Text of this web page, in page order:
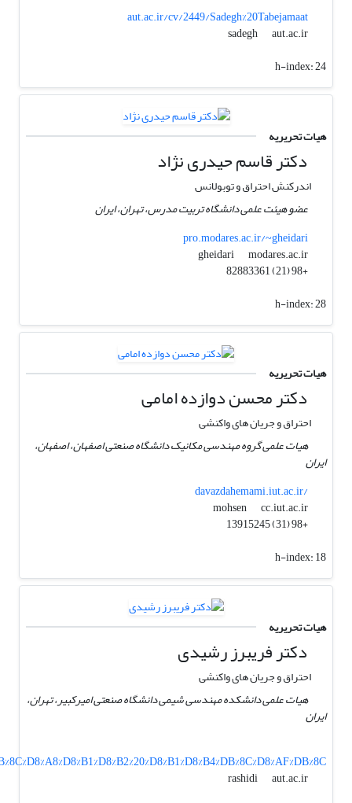
aut.ac.ir/cv/2449/Sadegh%20Tabejamaat
sadegh
aut.ac.ir
h-index:24
هیات تحریریه
دکتر قاسم حیدری نژاد
اندرکنش احتراق و توبولانس
عضو هیئت علمی دانشگاه تربیت مدرس، تهران، ایران
pro.modares.ac.ir/~gheidari
gheidari
modares.ac.ir
+98 (21) 82883361
h-index:28
هیات تحریریه
دکتر محسن دوازده امامی
احتراق و جریان های واکنشی
هیات علمی گروه مهندسی مکانیک دانشگاه صنعتی اصفهان، اصفهان،
ایران
davazdahemami.iut.ac.ir/
mohsen
cc.iut.ac.ir
+98 (31) 13915245
h-index:18
هیات تحریریه
دکتر فریبرز رشیدی
احتراق و جریان های واکنشی
هیات علمی دانشکده مهندسی شیمی دانشگاه صنعتی امیرکبیر، تهران،
ایران
rashidi
aut.ac.ir